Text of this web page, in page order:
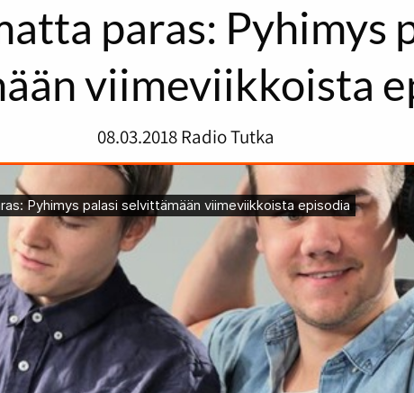
paras: Pyhimys
viimeviikkoista
08.03.2018 Radio Tutka